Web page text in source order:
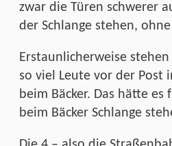
zwar die Türen schwerer
der Schlange stehen,
Erstaunlicherweise
so viel Leute vor der Post
beim Bäcker. Das hätte
beim Bäcker Schlange